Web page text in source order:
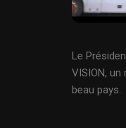
Le
VISION,
beau pays.